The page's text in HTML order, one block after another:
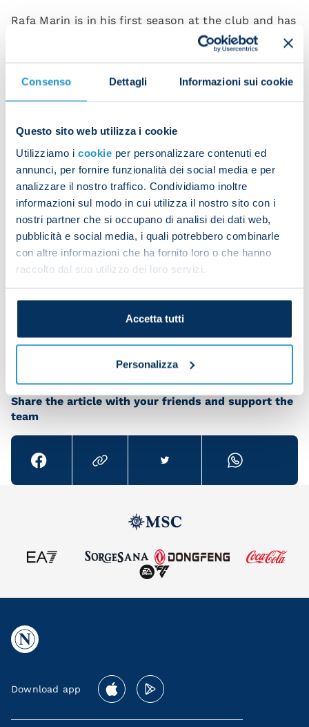
Consenso Dettagli Informazioni sui cookie
Questo sito web utilizza i cookie
Utilizziamo i cookie per personalizzare contenuti ed
annunci, per fornire funzionalità dei social media e per
analizzare il nostro traffico. Condividiamo inoltre
informazioni sul modo in cui utilizza il nostro sito con i
nostri partner che si occupano di analisi dei dati web,
pubblicità e social media, i quali potrebbero combinarle
con altre informazioni che ha fornito loro o che hanno
raccolto dal suo utilizzo dei loro servizi.
Accetta tutti
Personalizza
Rafa Marin is in his first season at the club and has
played for Napoli on six occasions.
SSC Napoli would like to wish him the very best on
his birthday.
Feliz cumple, Rafa!
Share the article with your friends and support the
team
Download app